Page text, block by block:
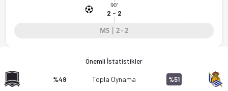
90'
2 - 2
MS | 2 - 2
Önemli İstatistikler
%49 Topla Oynama %51